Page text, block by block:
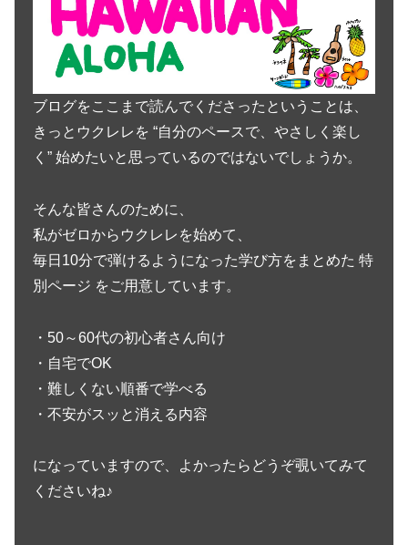
ブログをここまで読んでくださったということは、
きっとウクレレを “自分のペースで、やさしく楽し
く” 始めたいと思っているのではないでしょうか。
そんな皆さんのために、
私がゼロからウクレレを始めて、
毎日10分で弾けるようになった学び方をまとめた 特
別ページ をご用意しています。
・50～60代の初心者さん向け
・自宅でOK
・難しくない順番で学べる
・不安がスッと消える内容
になっていますので、よかったらどうぞ覗いてみて
くださいね♪